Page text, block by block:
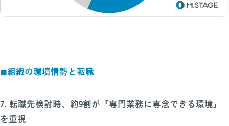
◼︎組織の環境情勢と転職
7. 転職先検討時、約9割が「専門業務に専念できる環境」
を重視